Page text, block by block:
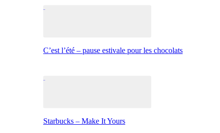
C’est l’été – pause estivale pour les chocolats
Starbucks – Make It Yours